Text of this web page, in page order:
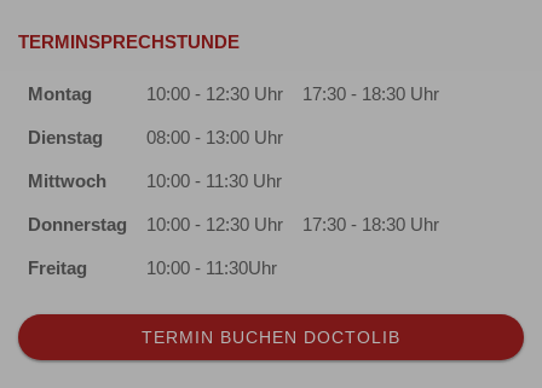
TERMINSPRECHSTUNDE
Montag 10:00 - 12:30 Uhr 17:30 - 18:30 Uhr
Dienstag 08:00 - 13:00 Uhr
Mittwoch 10:00 - 11:30 Uhr
Donnerstag 10:00 - 12:30 Uhr 17:30 - 18:30 Uhr
Freitag 10:00 - 11:30Uhr
TERMIN BUCHEN DOCTOLIB